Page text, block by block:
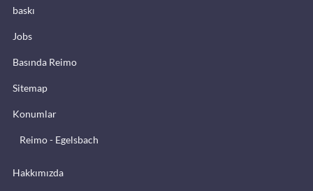
baskı
Jobs
Basında Reimo
Sitemap
Konumlar
Reimo - Egelsbach
Hakkımızda